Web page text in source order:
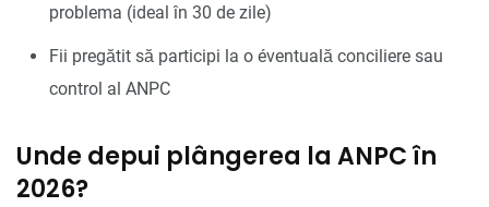
problema (ideal în 30 de zile)
Fii pregătit să participi la o éventuală conciliere sau
control al ANPC
Unde depui plângerea la ANPC în
2026?